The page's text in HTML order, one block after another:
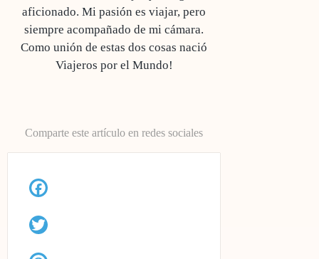
aficionado. Mi pasión es viajar, pero
siempre acompañado de mi cámara.
Como unión de estas dos cosas nació
Viajeros por el Mundo!
Comparte este artículo en redes sociales